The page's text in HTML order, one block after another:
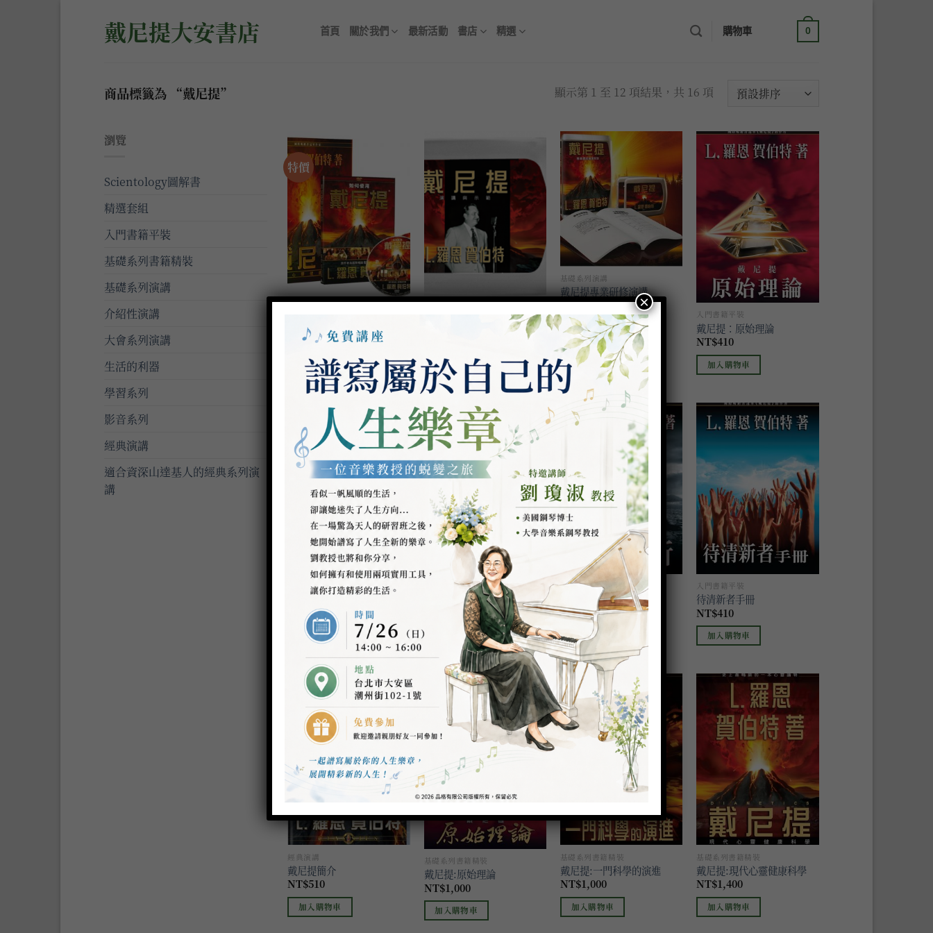
戴尼提大安書店 首頁 關於我們 最新活動 書店 精選 購物車 / 0
商品標籤為 “戴尼提” 顯示第 1 至 12 項結果，共 16 項
瀏覽
Scientology圖解書
精選套組
入門書籍平裝
基礎系列書籍精裝
基礎系列演講
介紹性演講
大會系列演講
生活的利器
學習系列
影音系列
經典演講
適合資深山達基人的經典系列演
講
特價
到願
望清
單
戴尼提套組
NT$1,400 原
價
格：
NT$1,400。
NT$1,290
價
格：
NT$1,290。
加入購物車
到願
望清
單
加入購物車
到願
望清
單
基礎系列演講
戴尼提專業研修演講
NT$6,800
加入購物車
入門書籍平裝
戴尼提：原始理論
NT$410
加入購物車
加入
到願
望清
單
入門書籍平裝
戴尼提：一門科學的演進
NT$410
加入購物車
加入
單
入門書籍平裝
戴尼提:現代心靈健康科學
加入購物車
入門書籍平裝
自我分析
NT$410
加入購物車
望清
單
入門書籍平裝
待清新者手冊
NT$410
加入購物車
到願
望清
單
經典演講
戴尼提簡介
NT$510
加入購物車
加入
到願
望清
單
基礎系列書籍精裝
戴尼提:原始理論
NT$1,000
加入購物車
加入
到願
望清
基礎系列書籍精裝
戴尼提:一門科學的演進
NT$1,000
加入購物車
加入
到願
望清
單
基礎系列書籍精裝
戴尼提:現代心靈健康科學
NT$1,400
加入購物車
×